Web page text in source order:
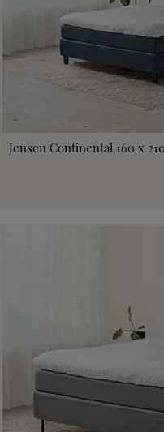
Jensen Continental 160 x